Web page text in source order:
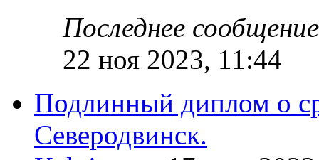
Последнее
22 ноя 2023, 11:44
Подлинный диплом о
Северодвинск.